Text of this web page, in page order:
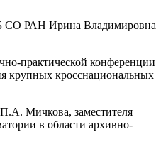
СО РАН Ирина Владимировна
практической конференции
крупных кросснациональных
Мичкова, заместителя
в области архивно-